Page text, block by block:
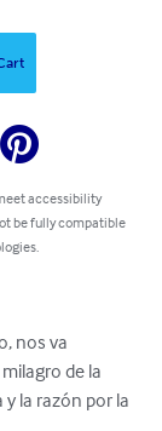
accessibility
be fully compatible
nos va
de la
la razón por la